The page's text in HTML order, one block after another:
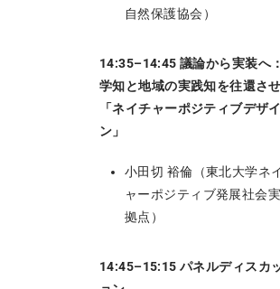
自然保護協会）
14:35–14:45 議論から実装へ
学知と地域の実践知を往還さ
「ネイチャーポジティブデザイ
ン」
小田切 裕倫（東北大学ネ
ャーポジティブ発展社会
拠点）
14:45–15:15 パネルディスカ